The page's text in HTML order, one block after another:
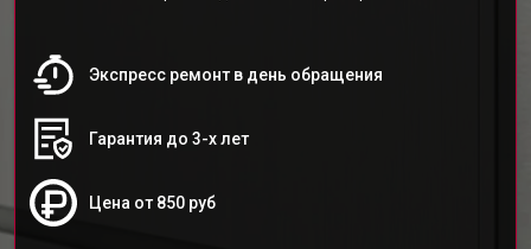
Экспресс ремонт в день обращения
Гарантия до 3-х лет
Цена от 850 руб